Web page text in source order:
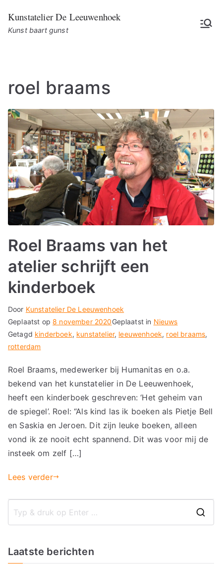
naar
de
Kunstatelier De Leeuwenhoek
Kunst baart gunst
roel braams
Roel Braams van het
atelier schrijft een
kinderboek
Door Kunstatelier De Leeuwenhoek
Geplaatst op8 november 2020Geplaatst in Nieuws
Getagd kinderboek, kunstatelier, leeuwenhoek, roel braams,
rotterdam
Roel Braams, medewerker bij Humanitas en o.a.
bekend van het kunstatelier in De Leeuwenhoek,
heeft een kinderboek geschreven: ‘Het geheim van
de spiegel’. Roel: “Als kind las ik boeken als Pietje Bell
en Saskia en Jeroen. Dit zijn leuke boeken, alleen
vond ik ze nooit echt spannend. Dit was voor mij de
insteek om zelf […]
Lees verder
Laatste berichten